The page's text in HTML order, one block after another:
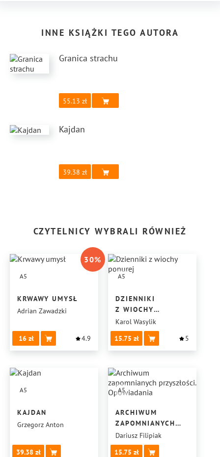
INNE KSIĄŻKI TEGO AUTORA
Granica strachu
55.13
Kajdan
39.38
CZYTELNICY WYBRALI RÓWNIEŻ
A5
30%
KRWAWY UMYSŁ
Adrian Zawadzki
16 4.9
A5
DZIENNIKI
Z WIOCHY
PONUREJ
Karol Wasylik
15.75
5
A5
KAJDAN
Grzegorz Anton
39.38
A5
ARCHIWUM
ZAPOMNIANYCH
PRZYSZŁOŚCI.
OPOWIADANIA
Dariusz Filipiak
15.75